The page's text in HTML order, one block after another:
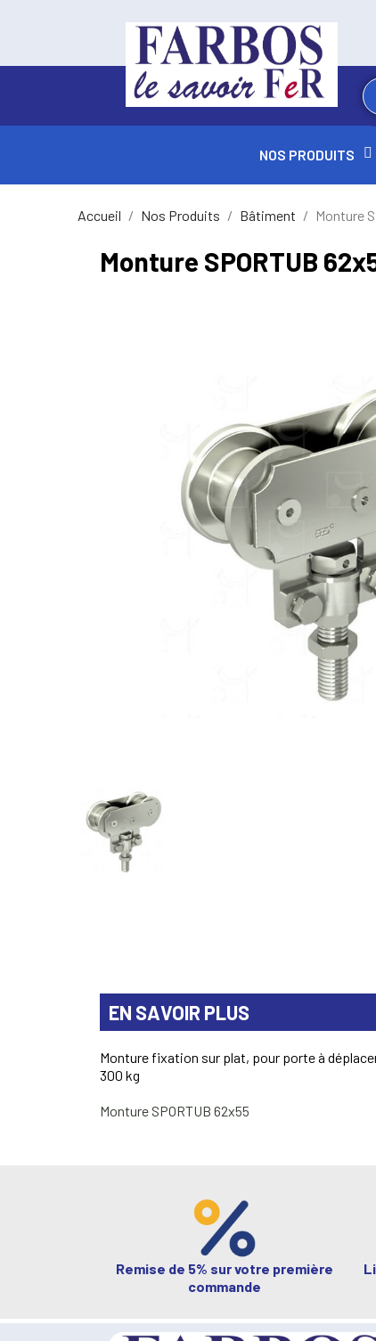
NOS PRODUITS
Accueil Nos Produits Bâtiment Monture
Monture SPORTUB
EN SAVOIR PLUS
Monture fixation sur plat, pour porte à
300 kg
Monture SPORTUB 62x55
Remise de 5% sur votre première
commande